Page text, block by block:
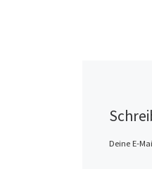
Deine E-